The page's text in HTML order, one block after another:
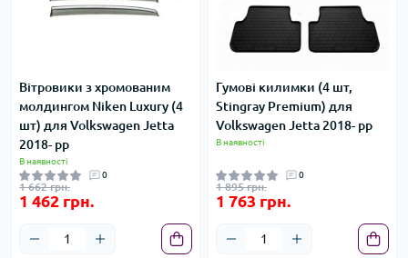
Вітровики з хромованим
молдингом Niken Luxury (4
шт) для Volkswagen Jetta
2018- рр
В наявності
0
1 662 грн.
1 462 грн.
Гумові килимки (4 шт,
Stingray Premium) для
Volkswagen Jetta 2018- рр
В наявності
0
1 895 грн.
1 763 грн.